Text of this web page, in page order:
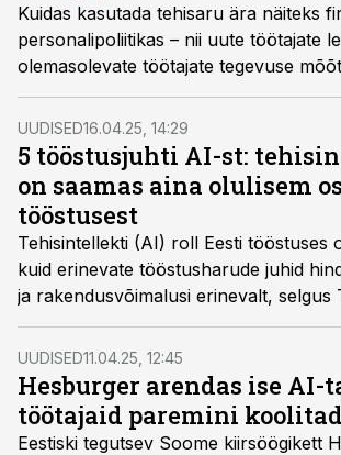
Kuidas kasutada tehisaru ära näiteks
personalipoliitikas – nii uute töötajate
olemasolevate töötajate tegevuse
muudab tehisaru nii värbamis- kui ka
protsessid kiiremaks ja tõhusamaks.
UUDISED16.04.25, 14:29
5 tööstusjuhti AI-st:
on saamas aina olulisem
tööstusest
Tehisintellekti (AI) roll Eesti tööstuses
kuid erinevate tööstusharude juhid
ja rakendusvõimalusi erinevalt, selgus
sektori arvamusliidrite küsitlusest.
UUDISED11.04.25, 12:45
Hesburger arendas ise AI-
töötajaid paremini
Eestiski tegutsev Soome kiirsöögikett